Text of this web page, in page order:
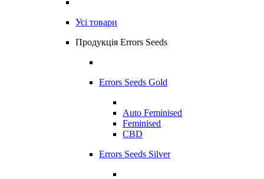
Усі товари
Продукція Errors Seeds
Errors Seeds Gold
Auto Feminised
Feminised
CBD
Errors Seeds Silver